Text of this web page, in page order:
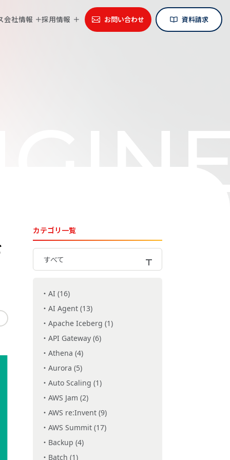
会社情報 採用情報 お問い合わせ 資料請求
カテゴリ一覧
すべて
AI (16)
AI Agent (13)
Apache Iceberg (1)
API Gateway (6)
Athena (4)
Aurora (5)
Auto Scaling (1)
AWS Jam (2)
AWS re:Invent (9)
AWS Summit (17)
Backup (4)
Batch (1)